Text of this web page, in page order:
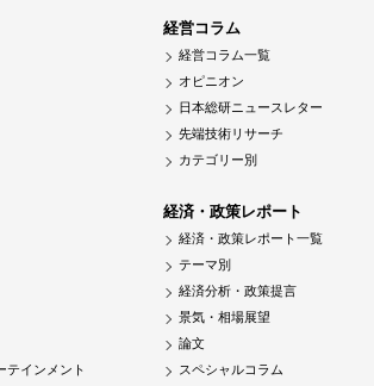
テインメント
経営コラム
経営コラム一覧
オピニオン
日本総研ニュースレター
先端技術リサーチ
カテゴリー別
経済・政策レポート
経済・政策レポート一覧
テーマ別
経済分析・政策提言
景気・相場展望
論文
スペシャルコラム